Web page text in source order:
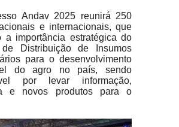
Andav 2025 reunirá 250
e internacionais, que
a importância estratégica do
de Distribuição de Insumos
para o desenvolvimento
do agro no país, sendo
por levar informação,
e novos produtos para o